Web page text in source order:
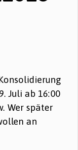
Juli ab 16:00
Wer später
an